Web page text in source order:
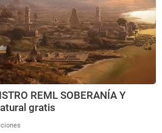
REML SOBERANÍA Y
gratis